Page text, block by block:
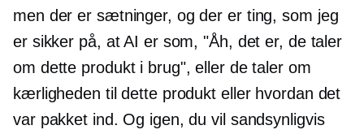
men der er sætninger, og der er ting, som jeg
er sikker på, at AI er som, "Åh, det er, de taler
om dette produkt i brug", eller de taler om
kærligheden til dette produkt eller hvordan det
var pakket ind. Og igen, du vil sandsynligvis